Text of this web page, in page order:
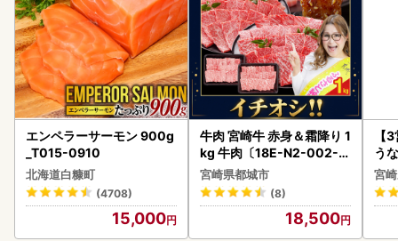
エンペラーサーモン 900g
_T015-0910
北海道白糠町
(4708)
15,000
牛肉 宮崎牛 赤身＆霜降り 1
kg 牛肉〔18E-N2-002-1
kg-S4A6-CF〕
宮崎県都城市
(8)
18,500
【
う
以
宮